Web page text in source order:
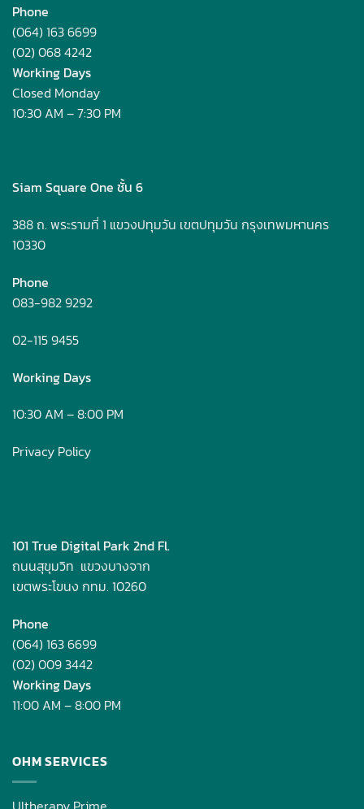
Phone
(064) 163 6699
(02) 068 4242
Working Days
Closed Monday
10:30 AM – 7:30 PM
Siam Square One ชั้น 6
388 ถ. พระรามที่ 1 แขวงปทุมวัน เขตปทุมวัน กรุงเทพมหานคร
10330
Phone
083-982 9292
02-115 9455
Working Days
10:30 AM – 8:00 PM
Privacy Policy
101 True Digital Park 2nd Fl.
ถนนสุขุมวิท แขวงบางจาก
เขตพระโขนง กทม. 10260
Phone
(064) 163 6699
(02) 009 3442
Working Days
11:00 AM – 8:00 PM
OHM SERVICES